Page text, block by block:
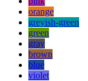
orange
greyish-green
green
gray
brown
blue
violet